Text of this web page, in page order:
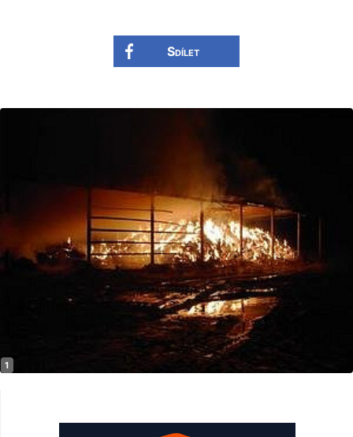
Sdílet